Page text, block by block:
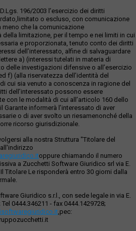
196/2003 l’esercizio dei diritti
o escluso, con comunicazione
meno che la comunicazione
limitazione, per il tempo e nei limiti in cui
e proporzionata, tenuto conto dei diritti
dell’interessato, alfine di salvaguardare
a) (interessi tutelati in materia di
delle investigazioni difensive o all’esercizio
f) (alla riservatezza dell’identità del
cui sia venuto a conoscenza in ragione del
dell’interessato possono essere
con le modalità di cui all’articolo 160 dello
Garante informerà l’interessato di aver
o di aver svolto un riesamenonché della
ricorso giurisdizionale.
alla nostra Struttura "Titolare del
oppure chiamando il numero
a Zucchetti Software Giuridico srl via E.
Titolare Le risponderà entro 30 giorni dalla
Giuridico s.r.l., con sede legale in via E.
0444.346211 - fax 0444.1429728;
,pec: